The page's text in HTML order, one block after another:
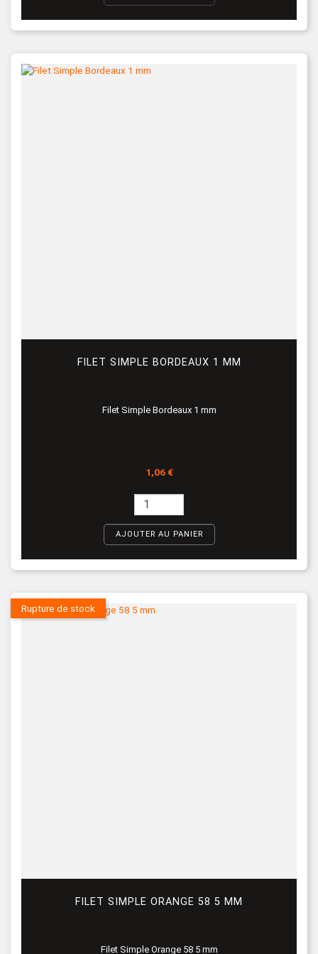
FILET SIMPLE BORDEAUX 1 MM
Filet Simple Bordeaux 1 mm
Prix
1,06 €
AJOUTER AU PANIER
FILET SIMPLE ORANGE 58 5 MM
Filet Simple Orange 58 5 mm
Rupture de stock